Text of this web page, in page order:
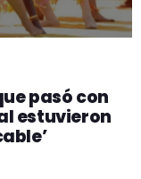
pasó con
estuvieron